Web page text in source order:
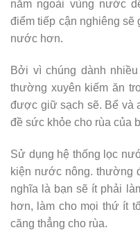
nằm ngoài vùng nước
điểm tiếp cận nghiêng sẽ
nước hơn.
Bởi vì chúng dành
thường xuyên kiếm ăn
được giữ sạch sẽ. Bể và
đề sức khỏe cho rùa của
Sử dụng hệ thống lọc
kiện nước nông. thường
nghĩa là bạn sẽ ít phải
hơn, làm cho mọi thứ ít
căng thẳng cho rùa.